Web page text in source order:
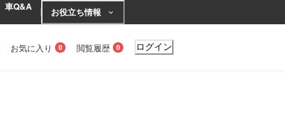
車Q&A お役立ち情報
お気に入り 0 閲覧履歴 0 ログイン